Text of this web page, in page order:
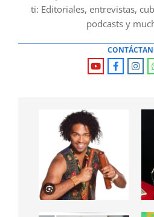
ti: Editoriales, entrevistas,
podcasts y